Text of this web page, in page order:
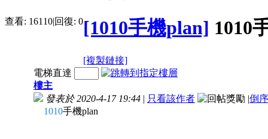
查看: 16110|回復: 0[1010手機plan] 1010
[複製鏈接]
電梯直達
樓主
發表於 2020-4-17 19:44 | 只看該作者 |倒
1010手機plan